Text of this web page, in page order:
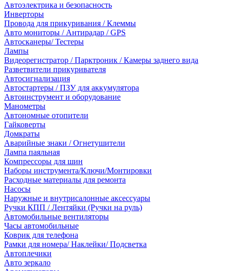
Автоэлектрика и безопасность
Инверторы
Провода для прикуривания / Клеммы
Авто мониторы / Антирадар / GPS
Автосканеры/ Тестеры
Лампы
Видеорегистратор / Парктроник / Камеры заднего вида
Разветвители прикуривателя
Автосигнализация
Автостартеры / ПЗУ для аккумулятора
Автоинструмент и оборудование
Манометры
Автономные отопители
Гайковерты
Домкраты
Аварийные знаки / Огнетушители
Лампа паяльная
Компрессоры для шин
Наборы инструмента/Ключи/Монтировки
Расходные материалы для ремонта
Насосы
Наружные и внутрисалонные аксессуары
Ручки КПП / Лентяйки (Ручки на руль)
Автомобильные вентиляторы
Часы автомобильные
Коврик для телефона
Рамки для номера/ Наклейки/ Подсветка
Автоплечики
Авто зеркало